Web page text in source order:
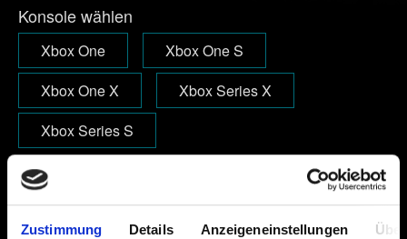
Zustimmung Details Anzeigeneinstellungen
Konsole wählen
Xbox One
Xbox One S
Xbox One X
Xbox Series X
Xbox Series S
E-Mail (Tippfehler vermeiden!)